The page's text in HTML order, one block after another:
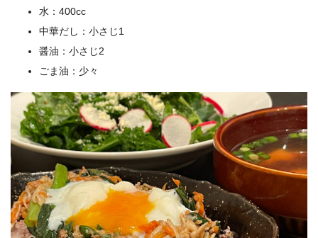
水：400cc
中華だし：小さじ1
醤油：小さじ2
ごま油：少々